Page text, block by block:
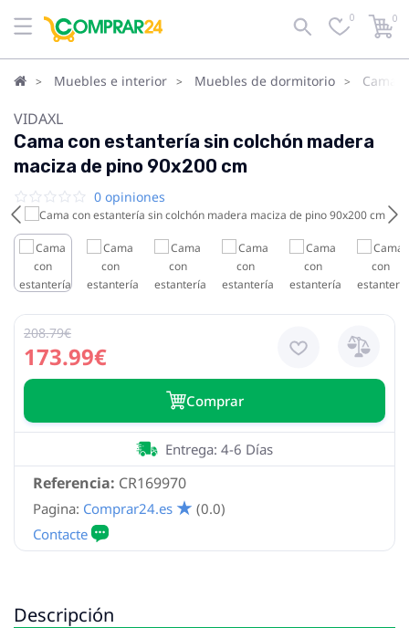
0 0
Muebles e interior Muebles de dormitorio Camas
VIDAXL
Cama con estantería sin colchón madera
maciza de pino 90x200 cm
0 opiniones
173.99€
208.79€
Сomprar
Referencia: CR169970
Entrega: 4-6 Días
Pagina: Comprar24.es (0.0)
Descripción